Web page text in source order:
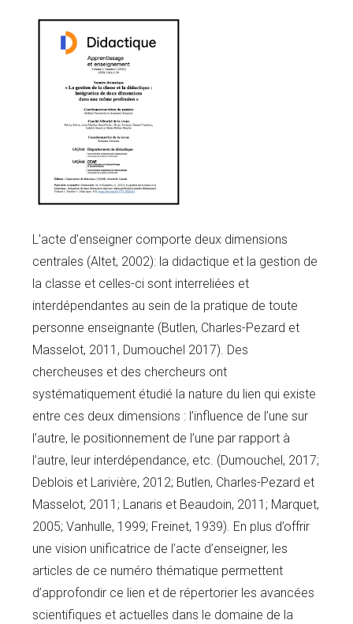
L’acte d’enseigner comporte deux dimensions
centrales (Altet, 2002): la didactique et la gestion de
la classe et celles-ci sont interreliées et
interdépendantes au sein de la pratique de toute
personne enseignante (Butlen, Charles-Pezard et
Masselot, 2011, Dumouchel 2017). Des
chercheuses et des chercheurs ont
systématiquement étudié la nature du lien qui existe
entre ces deux dimensions : l’influence de l’une sur
l’autre, le positionnement de l’une par rapport à
l’autre, leur interdépendance, etc. (Dumouchel, 2017;
Deblois et Larivière, 2012; Butlen, Charles-Pezard et
Masselot, 2011; Lanaris et Beaudoin, 2011; Marquet,
2005; Vanhulle, 1999; Freinet, 1939). En plus d’offrir
une vision unificatrice de l’acte d’enseigner, les
articles de ce numéro thématique permettent
d’approfondir ce lien et de répertorier les avancées
scientifiques et actuelles dans le domaine de la